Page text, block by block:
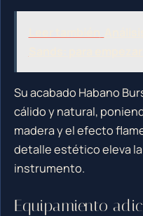
Su acabado Habano
cálido y natural,
madera y el efecto
detalle estético eleva
instrumento.
Equipamiento